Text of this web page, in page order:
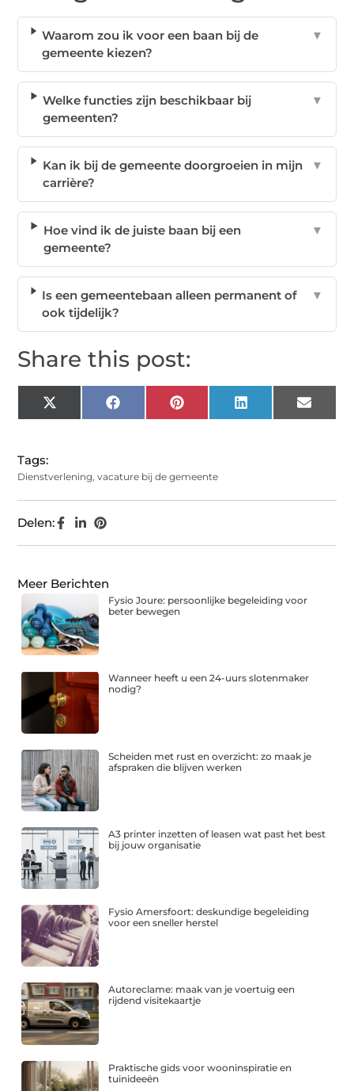
Waarom zou ik voor een baan bij de
gemeente kiezen?
▼
Welke functies zijn beschikbaar bij
gemeenten?
▼
Kan ik bij de gemeente doorgroeien in mijn
carrière?
▼
Hoe vind ik de juiste baan bij een
gemeente?
▼
Is een gemeentebaan alleen permanent of
ook tijdelijk?
▼
Share this post:
X
(Twitter)
Facebook Pinterest LinkedIn Email
Tags:
Dienstverlening,vacature bij de gemeente
Delen:
Meer Berichten
Fysio Joure: persoonlijke begeleiding voor
beter bewegen
Wanneer heeft u een 24-uurs slotenmaker
nodig?
Scheiden met rust en overzicht: zo maak je
afspraken die blijven werken
A3 printer inzetten of leasen wat past het best
bij jouw organisatie
Fysio Amersfoort: deskundige begeleiding
voor een sneller herstel
Autoreclame: maak van je voertuig een
rijdend visitekaartje
Praktische gids voor wooninspiratie en
tuinideeën